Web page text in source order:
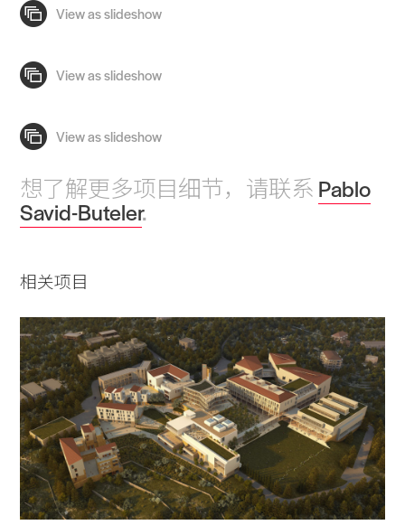
想了解更多项目细节，请联系 Pablo
Savid-Buteler.
相关项目